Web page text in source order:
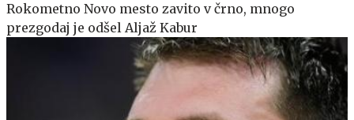
Rokometno Novo mesto zavito v črno, mnogo
prezgodaj je odšel Aljaž Kabur